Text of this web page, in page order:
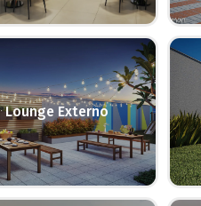
Lounge Externo